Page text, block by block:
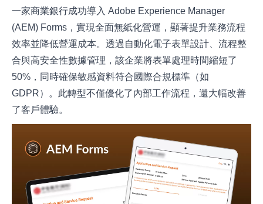
一家商業銀行成功導入 Adobe Experience Manager
(AEM) Forms，實現全面無紙化營運，顯著提升業務流程
效率並降低營運成本。透過自動化電子表單設計、流程整
合與高安全性數據管理，該企業將表單處理時間縮短了
50%，同時確保敏感資料符合國際合規標準（如
GDPR）。此轉型不僅優化了內部工作流程，還大幅改善
了客戶體驗。